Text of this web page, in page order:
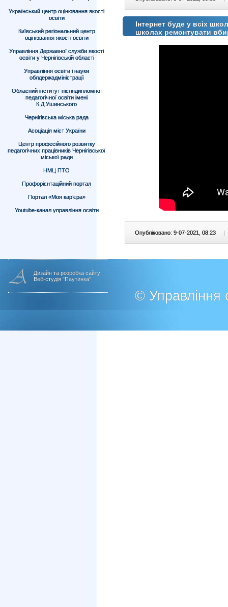
Український центр оцінювання якості
освіти
Київський регіональний центр
оцінювання якості освіти
Управління Державної служби якості
освіти у Чернігівській області
Управління освіти і науки
облдержадміністрації
Обласний інститут післядипломної
педагогічної освіти імені
К.Д.Ушинського
Чернігівська міська рада
Асоціація міст України
Центр професійного розвитку
педагогічних працівників Чернігівської
міської ради
НМЦ ПТО
Профорієнтаційний портал
Портал «Моя кар’єра»
Youtube-канал управління освіти
Інтернет буде у всіх
школах ремонтувати
Опубліковано: 9-07-2021, 08:23 |
Дизайн та розробка сайту
Веб-студія "Паутинка"
© Управління